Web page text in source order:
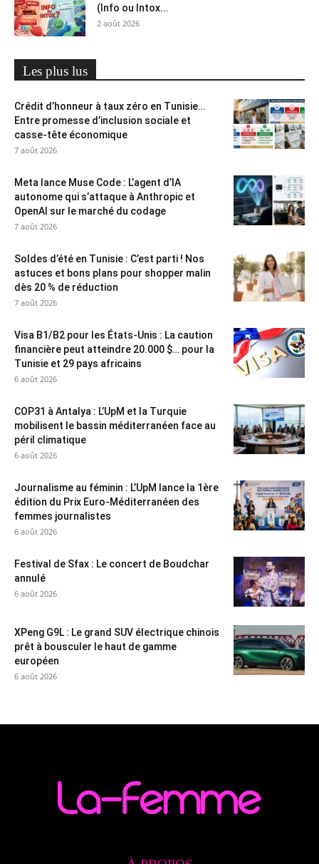
(Info ou Intox...
2 août 2026
Les plus lus
Crédit d’honneur à taux zéro en Tunisie…
Entre promesse d’inclusion sociale et
casse-tête économique
7 août 2026
Meta lance Muse Code : L’agent d’IA
autonome qui s’attaque à Anthropic et
OpenAI sur le marché du codage
7 août 2026
Soldes d’été en Tunisie : C’est parti ! Nos
astuces et bons plans pour shopper malin
dès 20 % de réduction
7 août 2026
Visa B1/B2 pour les États-Unis : La caution
financière peut atteindre 20.000 $… pour la
Tunisie et 29 pays africains
6 août 2026
COP31 à Antalya : L’UpM et la Turquie
mobilisent le bassin méditerranéen face au
péril climatique
6 août 2026
Journalisme au féminin : L’UpM lance la 1ère
édition du Prix Euro-Méditerranéen des
femmes journalistes
6 août 2026
Festival de Sfax : Le concert de Boudchar
annulé
6 août 2026
XPeng G9L : Le grand SUV électrique chinois
prêt à bousculer le haut de gamme
européen
6 août 2026